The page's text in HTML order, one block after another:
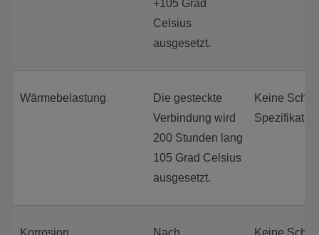
+105 Grad
Celsius
ausgesetzt.
Wärmebelastung
Die gesteckte
Verbindung wird
200 Stunden lang
105 Grad Celsius
ausgesetzt.
Keine